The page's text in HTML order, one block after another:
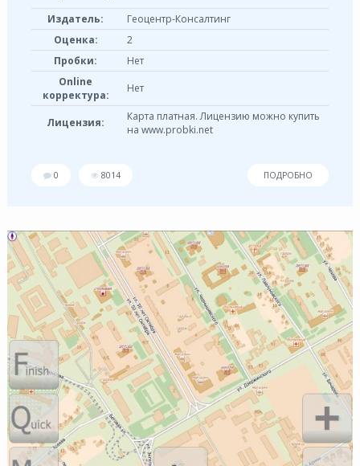
Издатель:
Геоцентр-Консалтинг
Оценка:
2
Пробки:
Нет
Online
корректура:
Нет
Лицензия:
Карта платная. Лицензию можно купить
на www.probki.net
0 8014 ПОДРОБНО